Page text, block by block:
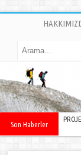
Son Haberler